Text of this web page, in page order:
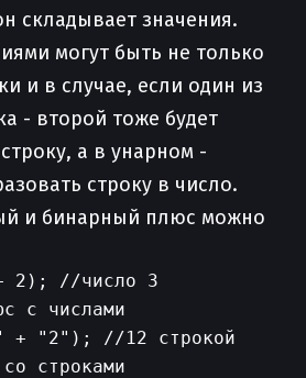
складывает значения.
могут быть не только
и в случае, если один из
- второй тоже будет
а в унарном -
строку в число.
и бинарный плюс можно
2); //число 3
с числами
+ "2"); //12 строкой
строками